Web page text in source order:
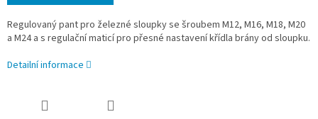
Regulovaný pant pro železné sloupky se šroubem M12, M16, M18, M20
a M24 a s regulační maticí pro přesné nastavení křídla brány od sloupku.
Detailní informace